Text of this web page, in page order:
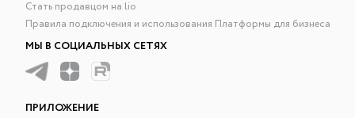
Стать продавцом на lio
Правила подключения и использования Платформы для бизнеса
МЫ В СОЦИАЛЬНЫХ СЕТЯХ
ПРИЛОЖЕНИЕ